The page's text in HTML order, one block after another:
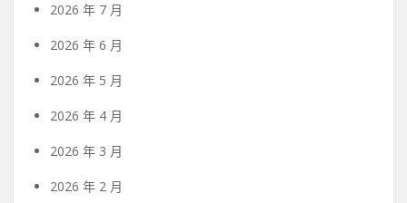
2026 年 7 月
2026 年 6 月
2026 年 5 月
2026 年 4 月
2026 年 3 月
2026 年 2 月